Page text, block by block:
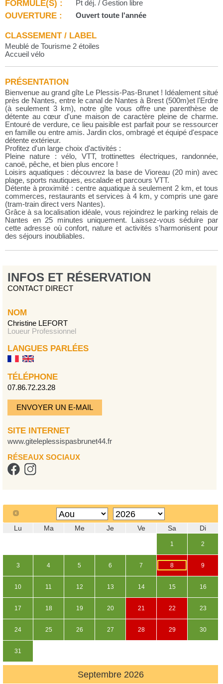
FORMULE(S) : Pt déj. / Gestion libre
OUVERTURE : Ouvert toute l'année
CLASSEMENT / LABEL
Meublé de Tourisme 2 étoiles
Accueil vélo
PRÉSENTATION
Bienvenue au grand gîte Le Plessis-Pas-Brunet ! Idéalement situé
près de Nantes, entre le canal de Nantes à Brest (500m)et l'Erdre
(à seulement 3 km), notre gîte vous offre une parenthèse de
détente au cœur d'une maison de caractère pleine de charme.
Entouré de verdure, ce lieu paisible est parfait pour se ressourcer
en famille ou entre amis. Jardin clos, ombragé et équipé d'espace
détente extérieur.
Profitez d'un large choix d'activités :
Pleine nature : vélo, VTT, trottinettes électriques, randonnée,
canoë, pêche, et bien plus encore !
Loisirs aquatiques : découvrez la base de Vioreau (20 min) avec
plage, sports nautiques, escalade et parcours VTT.
Détente à proximité : centre aquatique à seulement 2 km, et tous
commerces, restaurants et services à 4 km, y compris une gare
(tram-train direct vers Nantes).
Grâce à sa localisation idéale, vous rejoindrez le parking relais de
Nantes en 25 minutes uniquement. Laissez-vous séduire par
cette adresse où confort, nature et activités s'harmonisent pour
des séjours inoubliables.
INFOS ET RÉSERVATION
CONTACT DIRECT
NOM
Christine LEFORT
Loueur Professionnel
LANGUES PARLÉES
TÉLÉPHONE
07.86.72.23.28
ENVOYER UN E-MAIL
SITE INTERNET
www.giteleplessispasbrunet44.fr
RÉSEAUX SOCIAUX
Lu Ma Me Je Ve Sa Di
1 2
3 4 5 6 7 8 9
10 11 12 13 14 15 16
17 18 19 20 21 22 23
24 25 26 27 28 29 30
31
Septembre 2026